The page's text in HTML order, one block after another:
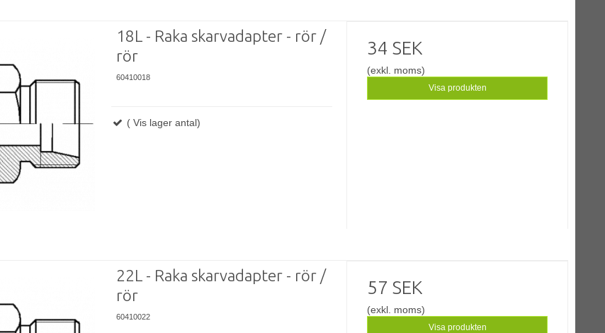
18L - Raka skarvadapter - rör /
rör
60410018
( Vis lager antal)
34 SEK
(exkl. moms)
Visa produkten
22L - Raka skarvadapter - rör /
rör
60410022
57 SEK
(exkl. moms)
Visa produkten